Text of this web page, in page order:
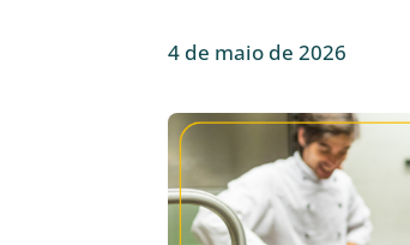
4 de maio de 2026